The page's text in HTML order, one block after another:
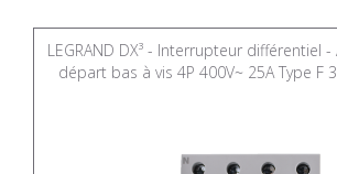
LEGRAND DX³ - Interrupteur différentiel
départ bas à vis 4P 400V~ 25A Type F